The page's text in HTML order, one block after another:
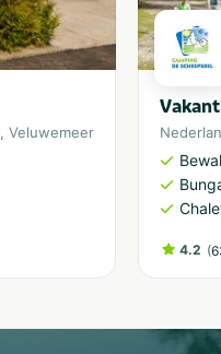
, Veluwemeer
4.2 (